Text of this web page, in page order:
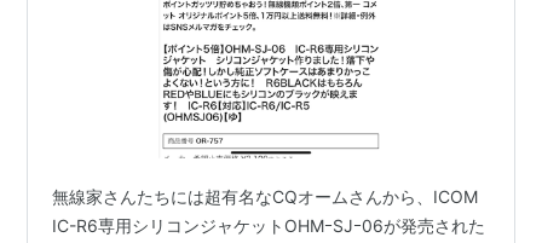
無線家さんたちには超有名なCQオームさんから、ICOM
IC-R6専用シリコンジャケットOHMｰSJｰ06が発売された